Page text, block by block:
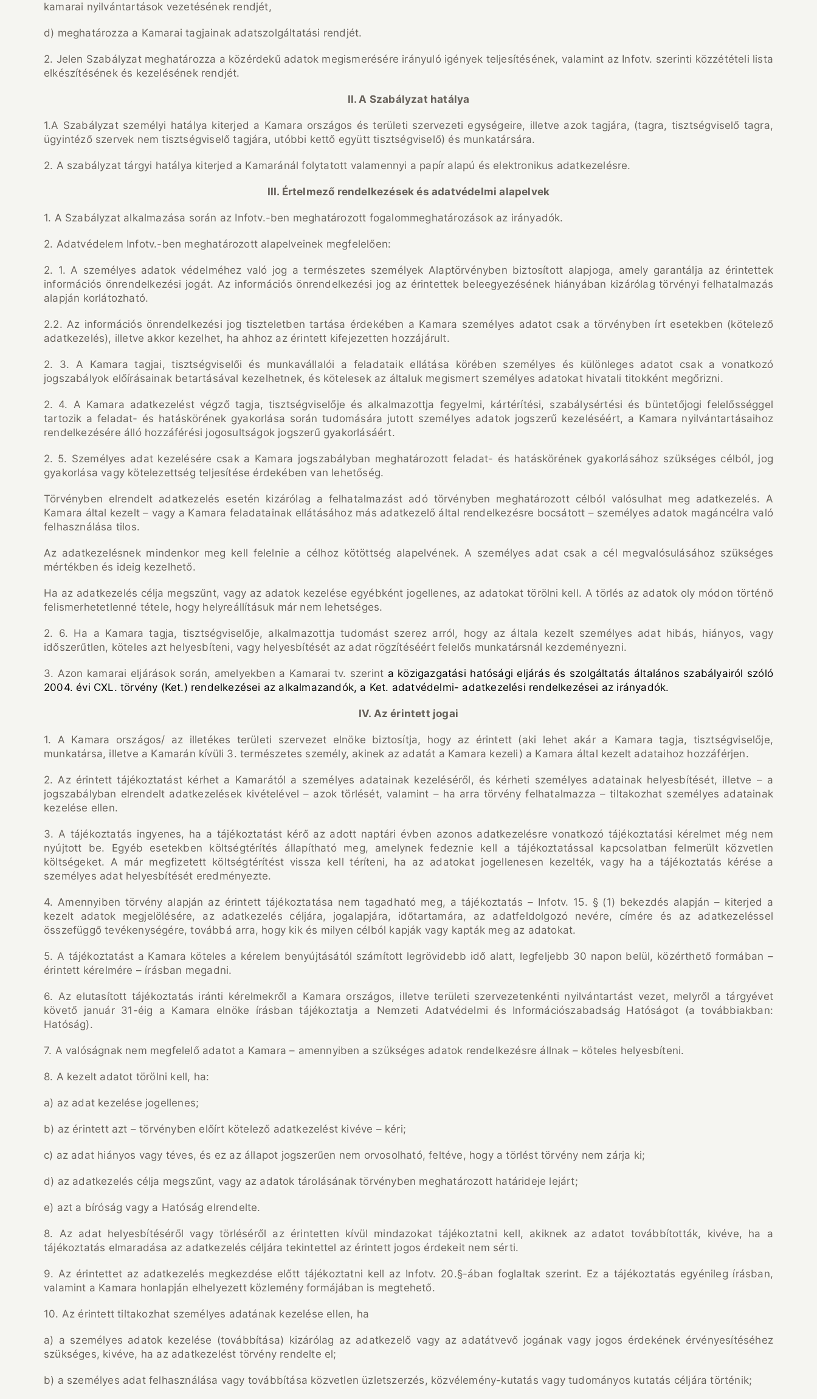
kamarai nyilvántartások vezetésének rendjét,
d) meghatározza a Kamarai tagjainak adatszolgáltatási rendjét.
2. Jelen Szabályzat meghatározza a közérdekű adatok megismerésére irányuló igények teljesítésének, valamint az Infotv. szerinti közzétételi lista
elkészítésének és kezelésének rendjét.
II. A Szabályzat hatálya
1.A Szabályzat személyi hatálya kiterjed a Kamara országos és területi szervezeti egységeire, illetve azok tagjára, (tagra, tisztségviselő tagra,
ügyintéző szervek nem tisztségviselő tagjára, utóbbi kettő együtt tisztségviselő) és munkatársára.
2. A szabályzat tárgyi hatálya kiterjed a Kamaránál folytatott valamennyi a papír alapú és elektronikus adatkezelésre.
III. Értelmező rendelkezések és adatvédelmi alapelvek
1. A Szabályzat alkalmazása során az Infotv.-ben meghatározott fogalommeghatározások az irányadók.
2. Adatvédelem Infotv.-ben meghatározott alapelveinek megfelelően:
2. 1. A személyes adatok védelméhez való jog a természetes személyek Alaptörvényben biztosított alapjoga, amely garantálja az érintettek
információs önrendelkezési jogát. Az információs önrendelkezési jog az érintettek beleegyezésének hiányában kizárólag törvényi felhatalmazás
alapján korlátozható.
2.2. Az információs önrendelkezési jog tiszteletben tartása érdekében a Kamara személyes adatot csak a törvényben írt esetekben (kötelező
adatkezelés), illetve akkor kezelhet, ha ahhoz az érintett kifejezetten hozzájárult.
2. 3. A Kamara tagjai, tisztségviselői és munkavállalói a feladataik ellátása körében személyes és különleges adatot csak a vonatkozó
jogszabályok előírásainak betartásával kezelhetnek, és kötelesek az általuk megismert személyes adatokat hivatali titokként megőrizni.
2. 4. A Kamara adatkezelést végző tagja, tisztségviselője és alkalmazottja fegyelmi, kártérítési, szabálysértési és büntetőjogi felelősséggel
tartozik a feladat- és hatáskörének gyakorlása során tudomására jutott személyes adatok jogszerű kezeléséért, a Kamara nyilvántartásaihoz
rendelkezésére álló hozzáférési jogosultságok jogszerű gyakorlásáért.
2. 5. Személyes adat kezelésére csak a Kamara jogszabályban meghatározott feladat- és hatáskörének gyakorlásához szükséges célból, jog
gyakorlása vagy kötelezettség teljesítése érdekében van lehetőség.
Törvényben elrendelt adatkezelés esetén kizárólag a felhatalmazást adó törvényben meghatározott célból valósulhat meg adatkezelés. A
Kamara által kezelt – vagy a Kamara feladatainak ellátásához más adatkezelő által rendelkezésre bocsátott – személyes adatok magáncélra való
felhasználása tilos.
Az adatkezelésnek mindenkor meg kell felelnie a célhoz kötöttség alapelvének. A személyes adat csak a cél megvalósulásához szükséges
mértékben és ideig kezelhető.
Ha az adatkezelés célja megszűnt, vagy az adatok kezelése egyébként jogellenes, az adatokat törölni kell. A törlés az adatok oly módon történő
felismerhetetlenné tétele, hogy helyreállításuk már nem lehetséges.
2. 6. Ha a Kamara tagja, tisztségviselője, alkalmazottja tudomást szerez arról, hogy az általa kezelt személyes adat hibás, hiányos, vagy
időszerűtlen, köteles azt helyesbíteni, vagy helyesbítését az adat rögzítéséért felelős munkatársnál kezdeményezni.
3. Azon kamarai eljárások során, amelyekben a Kamarai tv. szerint a közigazgatási hatósági eljárás és szolgáltatás általános szabályairól szóló
2004. évi CXL. törvény (Ket.) rendelkezései az alkalmazandók, a Ket. adatvédelmi- adatkezelési rendelkezései az irányadók.
IV. Az érintett jogai
1. A Kamara országos/ az illetékes területi szervezet elnöke biztosítja, hogy az érintett (aki lehet akár a Kamara tagja, tisztségviselője,
munkatársa, illetve a Kamarán kívüli 3. természetes személy, akinek az adatát a Kamara kezeli) a Kamara által kezelt adataihoz hozzáférjen.
2. Az érintett tájékoztatást kérhet a Kamarától a személyes adatainak kezeléséről, és kérheti személyes adatainak helyesbítését, illetve – a
jogszabályban elrendelt adatkezelések kivételével – azok törlését, valamint – ha arra törvény felhatalmazza – tiltakozhat személyes adatainak
kezelése ellen.
3. A tájékoztatás ingyenes, ha a tájékoztatást kérő az adott naptári évben azonos adatkezelésre vonatkozó tájékoztatási kérelmet még nem
nyújtott be. Egyéb esetekben költségtérítés állapítható meg, amelynek fedeznie kell a tájékoztatással kapcsolatban felmerült közvetlen
költségeket. A már megfizetett költségtérítést vissza kell téríteni, ha az adatokat jogellenesen kezelték, vagy ha a tájékoztatás kérése a
személyes adat helyesbítését eredményezte.
4. Amennyiben törvény alapján az érintett tájékoztatása nem tagadható meg, a tájékoztatás – Infotv. 15. § (1) bekezdés alapján – kiterjed a
kezelt adatok megjelölésére, az adatkezelés céljára, jogalapjára, időtartamára, az adatfeldolgozó nevére, címére és az adatkezeléssel
összefüggő tevékenységére, továbbá arra, hogy kik és milyen célból kapják vagy kapták meg az adatokat.
5. A tájékoztatást a Kamara köteles a kérelem benyújtásától számított legrövidebb idő alatt, legfeljebb 30 napon belül, közérthető formában –
érintett kérelmére – írásban megadni.
6. Az elutasított tájékoztatás iránti kérelmekről a Kamara országos, illetve területi szervezetenkénti nyilvántartást vezet, melyről a tárgyévet
követő január 31-éig a Kamara elnöke írásban tájékoztatja a Nemzeti Adatvédelmi és Információszabadság Hatóságot (a továbbiakban:
Hatóság).
7. A valóságnak nem megfelelő adatot a Kamara – amennyiben a szükséges adatok rendelkezésre állnak – köteles helyesbíteni.
8. A kezelt adatot törölni kell, ha:
a) az adat kezelése jogellenes;
b) az érintett azt – törvényben előírt kötelező adatkezelést kivéve – kéri;
c) az adat hiányos vagy téves, és ez az állapot jogszerűen nem orvosolható, feltéve, hogy a törlést törvény nem zárja ki;
d) az adatkezelés célja megszűnt, vagy az adatok tárolásának törvényben meghatározott határideje lejárt;
e) azt a bíróság vagy a Hatóság elrendelte.
8. Az adat helyesbítéséről vagy törléséről az érintetten kívül mindazokat tájékoztatni kell, akiknek az adatot továbbították, kivéve, ha a
tájékoztatás elmaradása az adatkezelés céljára tekintettel az érintett jogos érdekeit nem sérti.
9. Az érintettet az adatkezelés megkezdése előtt tájékoztatni kell az Infotv. 20.§-ában foglaltak szerint. Ez a tájékoztatás egyénileg írásban,
valamint a Kamara honlapján elhelyezett közlemény formájában is megtehető.
10. Az érintett tiltakozhat személyes adatának kezelése ellen, ha
a) a személyes adatok kezelése (továbbítása) kizárólag az adatkezelő vagy az adatátvevő jogának vagy jogos érdekének érvényesítéséhez
szükséges, kivéve, ha az adatkezelést törvény rendelte el;
b) a személyes adat felhasználása vagy továbbítása közvetlen üzletszerzés, közvélemény-kutatás vagy tudományos kutatás céljára történik;